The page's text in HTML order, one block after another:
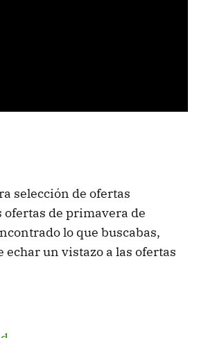
selección de ofertas
ofertas de primavera de
lo que buscabas,
echar un vistazo a las ofertas